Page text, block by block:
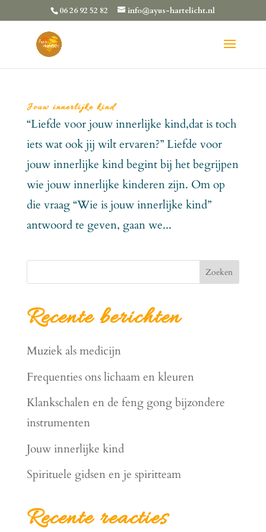
06 26 92 52 82 info@ayus-hartelicht.nl
Jouw innerlijke kind
“Liefde voor jouw innerlijke kind,dat is toch
iets wat ook jij wilt ervaren?” Liefde voor
jouw innerlijke kind begint bij het begrijpen
wie jouw innerlijke kinderen zijn. Om op
die vraag “Wie is jouw innerlijke kind”
antwoord te geven, gaan we...
Zoeken
Recente berichten
Muziek als medicijn
Frequenties ons lichaam en kleuren
Klankschalen en de feng gong bijzondere
instrumenten
Jouw innerlijke kind
Spirituele gidsen en je spiritteam
Recente reacties